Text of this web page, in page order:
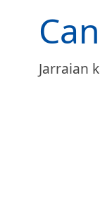
Jarraian